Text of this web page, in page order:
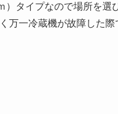
）タイプなので場所を選
万一冷蔵機が故障した